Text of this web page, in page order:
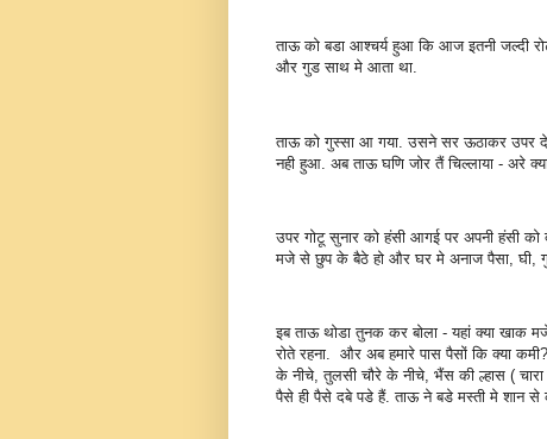
ताऊ को बडा आश्चर्य हुआ कि आज इतनी जल्दी
और गुड साथ मे आता था.
ताऊ को गुस्सा आ गया. उसने सर ऊठाकर उपर
नही हुआ. अब ताऊ घणि जोर तैं चिल्लाया - अरे
उपर गोटू सुनार को हंसी आगई पर अपनी हंसी
मजे से छुप के बैठे हो और घर मे अनाज पैसा, घी,
इब ताऊ थोडा तुनक कर बोला - यहां क्या खाक
रोते रहना. और अब हमारे पास पैसों कि क्या
के नीचे, तुलसी चौरे के नीचे, भैंस की ल्हास (
पैसे ही पैसे दबे पडे हैं. ताऊ ने बडे मस्ती मे शान से